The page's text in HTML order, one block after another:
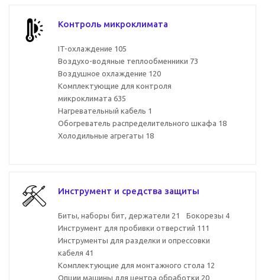
Контроль микроклимата
IT-охлаждение 105
Воздухо-водяные теплообменники 73
Воздушное охлаждение 120
Комплектующие для контроля
микроклимата 635
Нагревательный кабель 1
Обогреватель распределительного шкафа 18
Холодильные агрегаты 18
Инструмент и средства защиты
Биты, наборы бит, держатели 21 Бокорезы 4
Инструмент для пробивки отверстий 111
Инструменты для разделки и опрессовки
кабеля 41
Комплектующие для монтажного стола 12
Опции машины для центра обработки 20